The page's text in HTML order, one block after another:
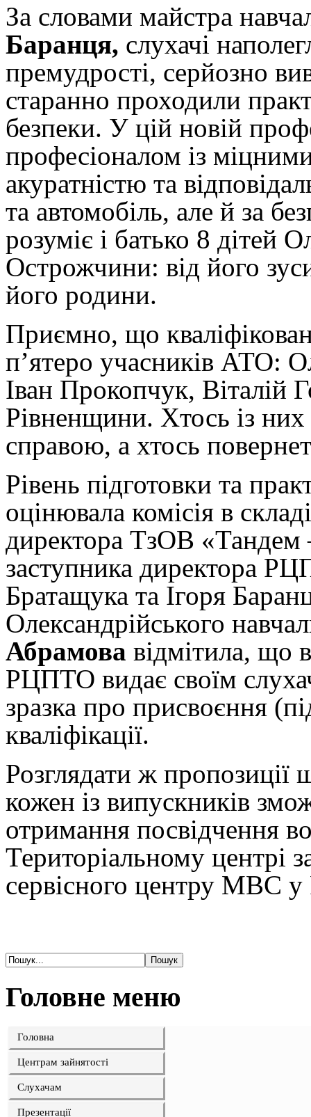
За словами майстра
Баранця, слухачі
премудрості, серйозно
старанно проходили
безпеки. У цій новій
професіоналом із
акуратністю та
та автомобіль, але й за
розуміє і батько 8 дітей
Острожчини: від його
його родини.
Приємно, що
п’ятеро учасників АТО:
Іван Прокопчук, Віталій
Рівненщини. Хтось із
справою, а хтось
Рівень підготовки та
оцінювала комісія в
директора ТзОВ
заступника директора
Братащука та Ігоря
Олександрійського
Абрамова відмітила, що
РЦПТО видає своїм
зразка про присвоєння
кваліфікації.
Розглядати ж пропозиції
кожен із випускників
отримання посвідчення
Територіальному центрі
сервісного центру МВС у
Головне меню
Головна
Центрам зайнятості
Слухачам
Презентації